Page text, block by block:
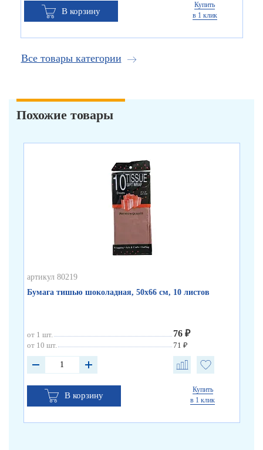
В корзину
Купить
в 1 клик
Все товары категории
Похожие товары
артикул 80219
Бумага тишью шоколадная, 50х66 см, 10 листов
от 1 шт. 76 ₽
от 10 шт. 71 ₽
В корзину
Купить
в 1 клик